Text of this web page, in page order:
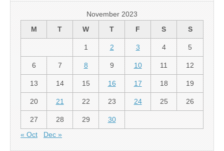
November 2023
M
T W T F S S
1 2 3 4 5
6 7 8 9 10 11 12
13 14 15 16 17 18 19
20 21 22 23 24 25 26
27 28 29
30
« Oct
Dec »